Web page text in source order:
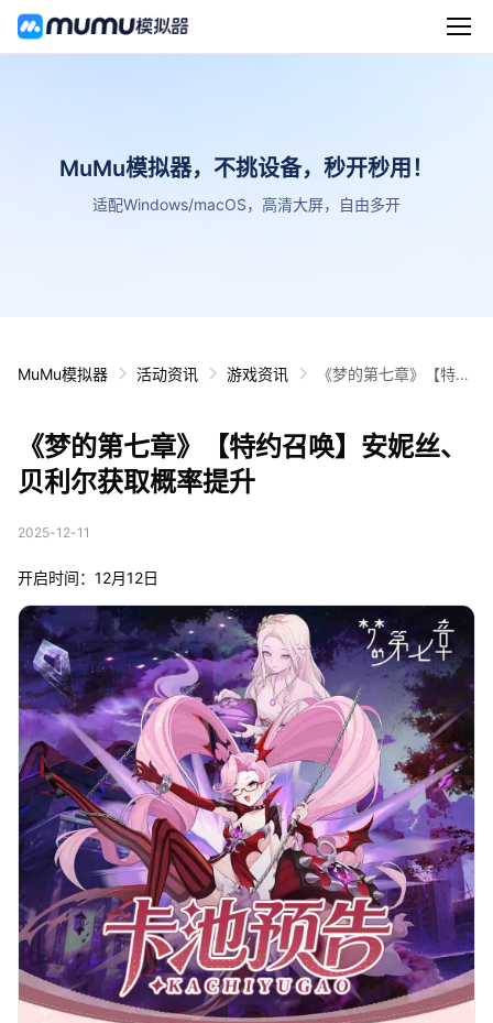
MuMu模拟器，不挑设备，秒开秒用！
适配Windows/macOS，高清大屏，自由多开
MuMu模拟器 活动资讯 游戏资讯
《梦的第七章》【特约
《梦的第七章》【特约召唤】安妮丝、
贝利尔获取概率提升
2025-12-11
开启时间：12月12日